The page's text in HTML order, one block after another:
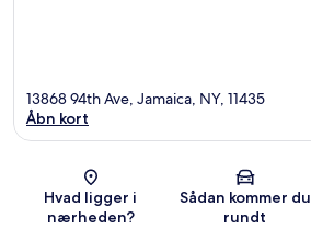
Kort
13868 94th Ave, Jamaica, NY, 11435
Åbn kort
Hvad ligger i
nærheden?
Sådan kommer du
rundt